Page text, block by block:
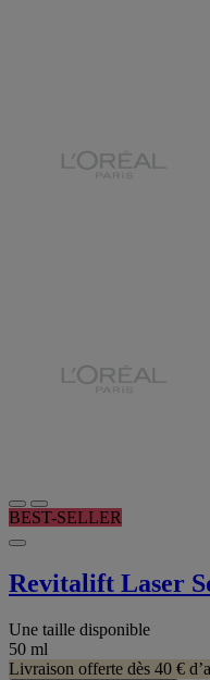
BEST-SELLER
Revitalift Laser
Une taille disponible
50 ml
Livraison offerte dès 40 €